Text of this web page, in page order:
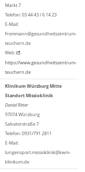
Markt 7
Telefon: 03 44 43 / 6 14 23
E-Mail:
frommann@gesundheitszentrum-
teuchern.de
Web:
https://www.gesundheitszentrum-
teuchern.de
Klinikum Würzburg Mitte
Standort Missioklinik
Daniel Ritter
97074 Würzburg
Salvatorstraße 7
Telefon: 0931/791 2811
E-Mail:
lungensport.missioklinik@kwm-
klinikum.de